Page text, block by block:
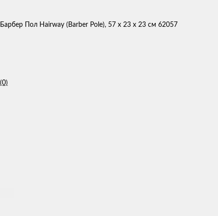
Барбер Пол Hairway (Barber Pole), 57 х 23 х 23 см 62057
(0)